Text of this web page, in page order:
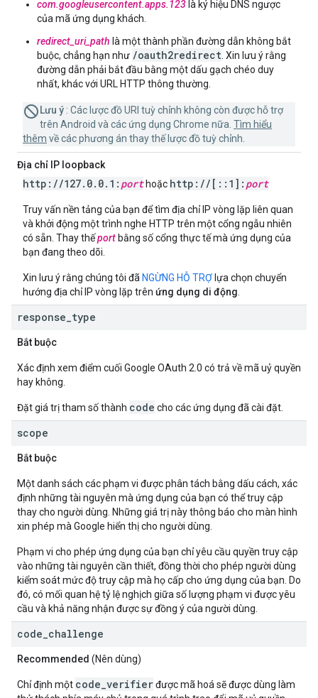
com.googleusercontent.apps.123 là ký hiệu DNS ngược
của mã ứng dụng khách.
redirect_uri_path là một thành phần đường dẫn không bắt
buộc, chẳng hạn như /oauth2redirect . Xin lưu ý rằng
đường dẫn phải bắt đầu bằng một dấu gạch chéo duy
nhất, khác với URL HTTP thông thường.
Lưu ý : Các lược đồ URI tuỳ chỉnh không còn được hỗ trợ
trên Android và các ứng dụng Chrome nữa. Tìm hiểu
thêm về các phương án thay thế lược đồ tuỳ chỉnh.
Địa chỉ IP loopback
http: //127. 0. 0. 1: porthoặc http: // [ :: 1]: port
Truy vấn nền tảng của bạn để tìm địa chỉ IP vòng lặp liên quan
và khởi động một trình nghe HTTP trên một cổng ngẫu nhiên
có sẵn. Thay thếport bằng số cổng thực tế mà ứng dụng của
bạn đang theo dõi.
Xin lưu ý rằng chúng tôi đã NGỪNG HỖ TRỢ lựa chọn chuyển
hướng địa chỉ IP vòng lặp trên ứng dụng di động
response type
Bắt buộc
Xác định xem điểm cuối Google OAuth 2.0 có trả về mã uỷ quyền
hay không.
Đặt giá trị tham số thành code cho các ứng dụng đã cài đặt.
scope
Bắt buộc
Một danh sách các phạm vi được phân tách bằng dấu cách, xác
định những tài nguyên mà ứng dụng của bạn có thể truy cập
thay cho người dùng. Những giá trị này thông báo cho màn hình
xin phép mà Google hiển thị cho người dùng.
Phạm vi cho phép ứng dụng của bạn chỉ yêu cầu quyền truy cập
vào những tài nguyên cần thiết, đồng thời cho phép người dùng
kiểm soát mức độ truy cập mà họ cấp cho ứng dụng của bạn. Do
đó, có mối quan hệ tỷ lệ nghịch giữa số lượng phạm vi được yêu
cầu và khả năng nhận được sự đồng ý của người dùng.
code challenge
Recommended (Nên dùng)
Chỉ định một code_verifierđược mã hoá sẽ được dùng làm